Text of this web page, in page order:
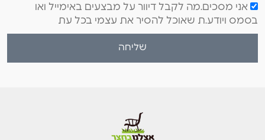
אני מסכים.מה לקבל דיוור על מבצעים באימייל ואו
בסמס ויודע.ת שאוכל להסיר את עצמי בכל עת
שליחה